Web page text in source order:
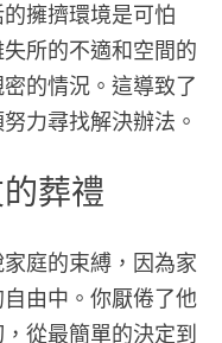
擁擠環境是可怕
所的不適和空間的
的情況。這導致了
力尋找解決辦法。
葬禮
庭的束縛，因為家
由中。你厭倦了他
從最簡單的決定到